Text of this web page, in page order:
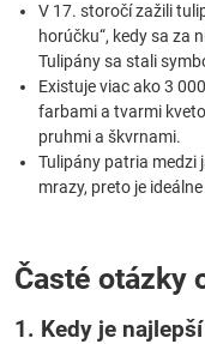
V 17. storočí zažili
horúčku“, kedy sa za
Tulipány sa stali
Existuje viac ako 3
farbami a tvarmi
pruhmi a škvrnami.
Tulipány patria medzi
mrazy, preto je
Časté otázky
1. Kedy je